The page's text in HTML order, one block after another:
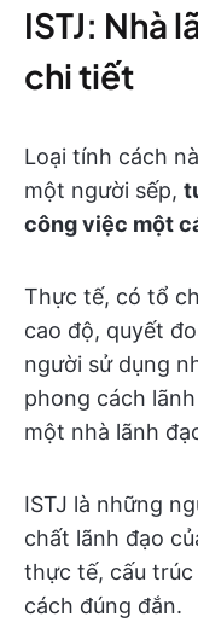
ISTJ: Nhà
chi tiết
Loại tính cách
một người sếp,
công việc một
Thực tế, có tổ
cao độ, quyết
người sử dụng
phong cách
một nhà lãnh
ISTJ là những
chất lãnh đạo
thực tế, cấu
cách đúng đắn.